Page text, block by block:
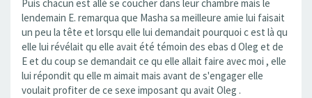
Puis chacun est allé se coucher dans leur chambre mais le
lendemain E. remarqua que Masha sa meilleure amie lui faisait
un peu la tête et lorsqu elle lui demandait pourquoi c est là qu
elle lui révélait qu elle avait été témoin des ebas d Oleg et de
E et du coup se demandait ce qu elle allait faire avec moi , elle
lui répondit qu elle m aimait mais avant de s'engager elle
voulait profiter de ce sexe imposant qu avait Oleg .